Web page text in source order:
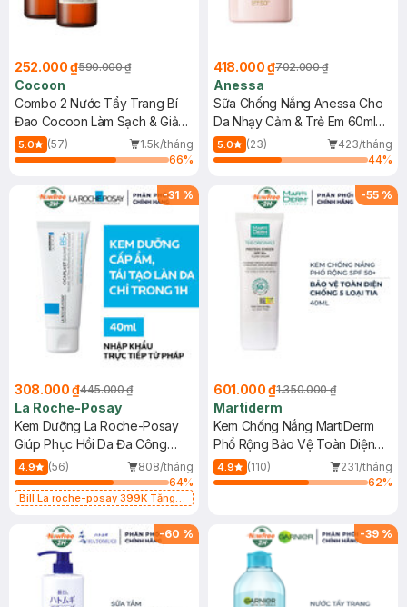
252.000 ₫590.000 ₫
Cocoon
Combo 2 Nước Tẩy Trang Bí
Đao Cocoon Làm Sạch & Giảm
Dầu 500ml
5.0 (57)
1.5k/tháng
66%
418.000 ₫702.000 ₫
Anessa
Sữa Chống Nắng Anessa Cho
Da Nhạy Cảm & Trẻ Em 60ml
(Mới)
5.0 (23)
423/tháng
44%
-31 %
308.000 ₫445.000 ₫
La Roche-Posay
Kem Dưỡng La Roche-Posay
Giúp Phục Hồi Da Đa Công
Dụng 40ml
4.9 (56)
808/tháng
64%
Bill La roche-posay 399K Tặng
(SL có hạn)
-55 %
601.000 ₫1.350.000 ₫
Martiderm
Kem Chống Nắng MartiDerm
Phổ Rộng Bảo Vệ Toàn Diện
40ml
4.9 (110)
231/tháng
62%
-60 % -39 %